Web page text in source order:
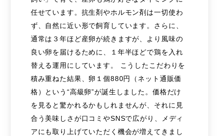
任せています。抗生剤やホルモン剤は一切使わ
ず、自然に近い形で飼育しています。さらに、
通常は３年ほど産卵が続きますが、より風味の
良い卵を届けるために、１年半ほどで鶏を入れ
替える運用にしています。 こうしたこだわりを
積み重ねた結果、卵１個880円（ネット通販価
格）という“高級卵”が誕生しました。価格だけ
を見ると驚かれるかもしれませんが、それに見
合う美味しさが口コミやSNSで広がり、メディ
アにも取り上げていただく機会が増えてきまし